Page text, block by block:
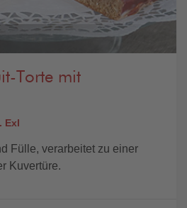
Torte mit
Exl
Fülle, verarbeitet zu einer
Kuvertüre.